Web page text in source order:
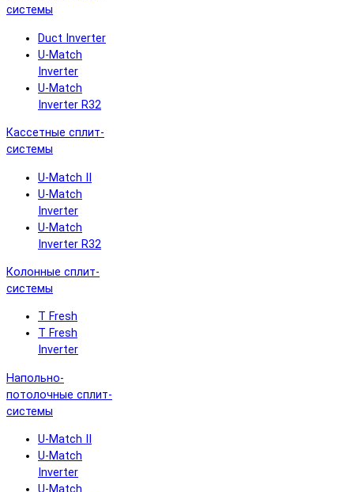
системы
Duct Inverter
U-Match
Inverter
U-Match
Inverter R32
Кассетные сплит-
системы
U-Match II
U-Match
Inverter
U-Match
Inverter R32
Колонные сплит-
системы
T Fresh
T Fresh
Inverter
Напольно-
потолочные сплит-
системы
U-Match II
U-Match
Inverter